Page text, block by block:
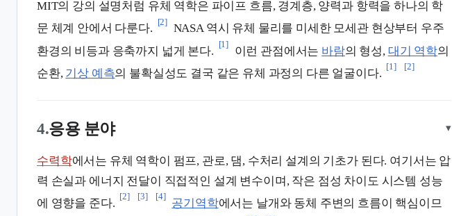
MIT의 강의 설명처럼 유체 역학은 파이프 흐름, 경계층, 양력과 항력을 하나의 학
문 체계 안에서 다룬다.
[2]
NASA 역시 유체 물리를 미세한 모세관 현상부터 우주
환경의 비등과 응축까지 넓게 본다.
[1]
이런 관점에서는 바람의 형성, 대기 역학의
순환, 기상 예측의 불확실성도 결국 같은 유체 과정의 다른 얼굴이다.
[1] [2]
4.응용 분야 ▾
수력학에서는 유체 역학이 펌프, 관로, 댐, 수처리 설계의 기초가 된다. 여기서는 압
력 손실과 에너지 전달이 직접적인 설계 변수이며, 작은 점성 차이도 시스템 성능
에 영향을 준다.
[2] [3] [4]
공기역학에서는 날개와 동체 주변의 흐름이 핵심이므